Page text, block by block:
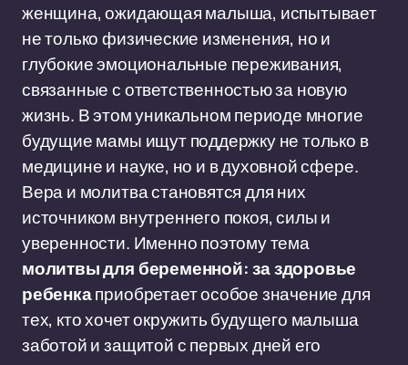
женщина, ожидающая малыша, испытывает
не только физические изменения, но и
глубокие эмоциональные переживания,
связанные с ответственностью за новую
жизнь. В этом уникальном периоде многие
будущие мамы ищут поддержку не только в
медицине и науке, но и в духовной сфере.
Вера и молитва становятся для них
источником внутреннего покоя, силы и
уверенности. Именно поэтому тема
молитвы для беременной: за здоровье
ребенкаприобретает особое значение для
тех, кто хочет окружить будущего малыша
заботой и защитой с первых дней его